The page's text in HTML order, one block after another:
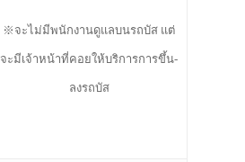
※จะไม่มีพนักงานดูแลบนรถบัส แต่
จะมีเจ้าหน้าที่คอยให้บริการการขึ้น-
ลงรถบัส